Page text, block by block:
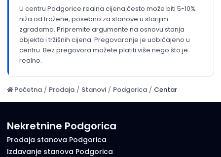
U centru Podgorice realna cijena često može biti 5-10%
niža od tražene, posebno za stanove u starijim
zgradama. Pripremite argumente na osnovu stanja
objekta i tržišnih cijena. Pregovaranje je uobičajeno u
centru. Bez pregovora možete platiti više nego što je
realno.
Početna / Prodaja / Stanovi / Podgorica / Centar
Nekretnine Podgorica
Prodaja stanova Podgorica
Izdavanje stanova Podgorica